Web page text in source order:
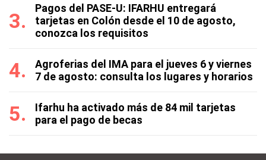
Pagos del PASE-U: IFARHU entregará
tarjetas en Colón desde el 10 de agosto,
conozca los requisitos
Agroferias del IMA para el jueves 6 y viernes
7 de agosto: consulta los lugares y horarios
Ifarhu ha activado más de 84 mil tarjetas
para el pago de becas